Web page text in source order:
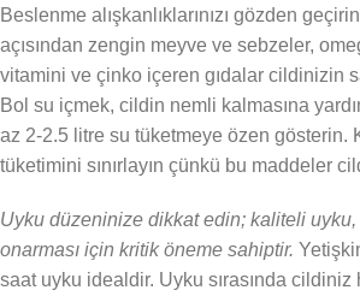
Beslenme alışkanlıklarınızı gözden
açısından zengin meyve ve sebzeler,
vitamini ve çinko içeren gıdalar cildinizin
Bol su içmek, cildin nemli kalmasına
az 2-2.5 litre su tüketmeye özen gösterin.
tüketimini sınırlayın çünkü bu maddeler
Uyku düzeninize dikkat edin; kaliteli
onarması için kritik öneme sahiptir.
saat uyku idealdir. Uyku sırasında cildiniz